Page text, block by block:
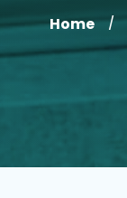
Home /